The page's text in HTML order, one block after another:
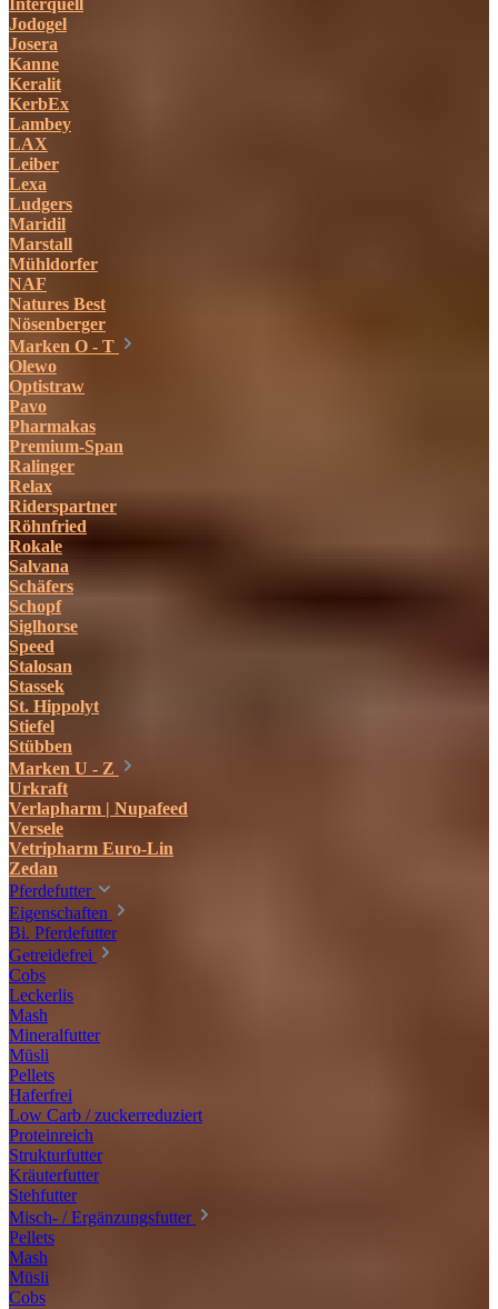
Interquell
Jodogel
Josera
Kanne
Keralit
KerbEx
Lambey
LAX
Leiber
Lexa
Ludgers
Maridil
Marstall
Mühldorfer
NAF
Natures Best
Nösenberger
Marken O - T
Olewo
Optistraw
Pavo
Pharmakas
Premium-Span
Ralinger
Relax
Riderspartner
Röhnfried
Rokale
Salvana
Schäfers
Schopf
Siglhorse
Speed
Stalosan
Stassek
St. Hippolyt
Stiefel
Stübben
Marken U - Z
Urkraft
Verlapharm | Nupafeed
Versele
Vetripharm Euro-Lin
Zedan
Pferdefutter
Eigenschaften
Bi. Pferdefutter
Getreidefrei
Cobs
Leckerlis
Mash
Mineralfutter
Müsli
Pellets
Haferfrei
Low Carb / zuckerreduziert
Proteinreich
Strukturfutter
Kräuterfutter
Stehfutter
Misch- / Ergänzungsfutter
Pellets
Mash
Müsli
Cobs